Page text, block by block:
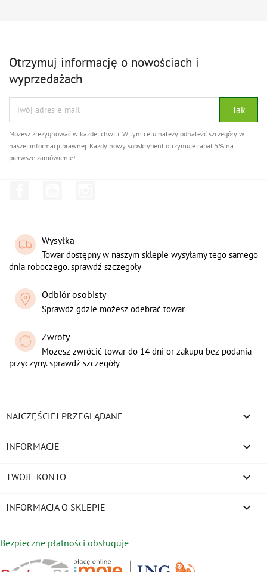
Otrzymuj informację o nowościach i
wyprzedażach
Możesz zrezygnować w każdej chwili. W tym celu należy odnaleźć szczegóły w
naszej informacji prawnej. Każdy nowy subskrybent otrzymuje rabat 5% na
pierwsze zamówienie!
Wysyłka
Towar dostępny w naszym sklepie wysyłamy tego samego
dnia roboczego. sprawdź szczegoły
Odbiór osobisty
Sprawdź gdzie możesz odebrać towar
Zwroty
Możesz zwrócić towar do 14 dni or zakupu bez podania
przyczyny. sprawdź szczegóły
NAJCZĘŚCIEJ PRZEGLĄDANE 
INFORMACJE 
TWOJE KONTO 
INFORMACJA O SKLEPIE keyboard_arrow_down
Bezpieczne płatności obsługuje